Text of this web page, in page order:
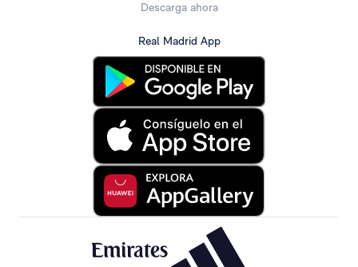
Descarga ahora
Real Madrid App